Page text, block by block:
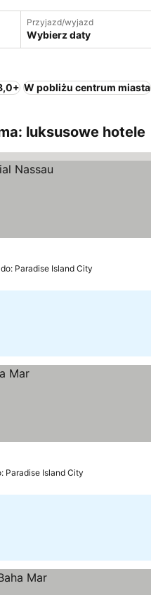
Przyjazd/wyjazd
Wybierz daty
W pobliżu centrum miasta
luksusowe hotele
Paradise Island City
Paradise Island City